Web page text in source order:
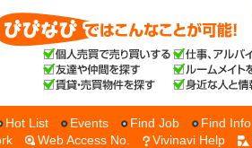
Hot List Events Find Job Find Info
Web Access No. Vivinavi Help